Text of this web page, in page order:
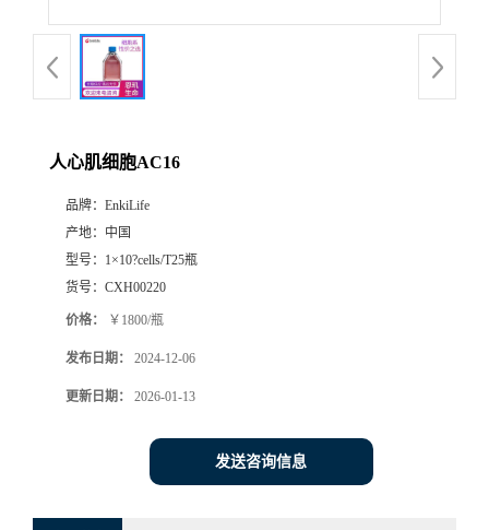
人心肌细胞AC16
品牌： EnkiLife
产地： 中国
型号： 1×10?cells/T25瓶
货号： CXH00220
价格： ￥1800/瓶
发布日期： 2024-12-06
更新日期： 2026-01-13
发送咨询信息